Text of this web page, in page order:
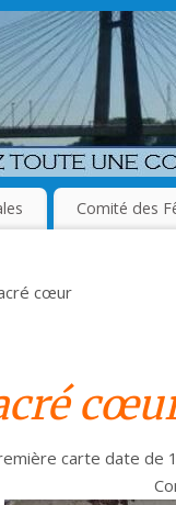
Comité des
cœur
carte date